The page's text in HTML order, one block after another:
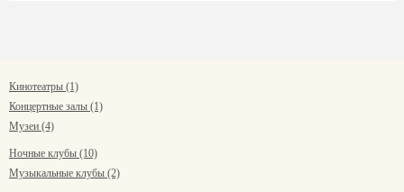
Кинотеатры (1)
Концертные залы (1)
Музеи (4)
Ночные клубы (10)
Музыкальные клубы (2)